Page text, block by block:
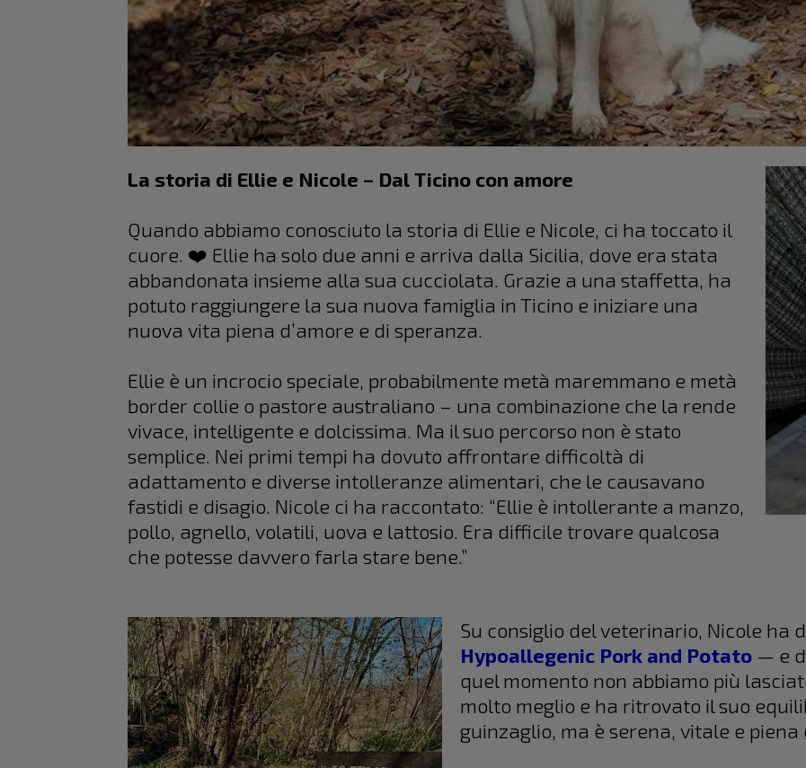
La storia di Ellie e Nicole – Dal Ticino con amore
Quando abbiamo conosciuto la storia di Ellie e Nicole, ci ha toccato il
cuore. ❤️ Ellie ha solo due anni e arriva dalla Sicilia, dove era stata
abbandonata insieme alla sua cucciolata. Grazie a una staffetta, ha
potuto raggiungere la sua nuova famiglia in Ticino e iniziare una
nuova vita piena d’amore e di speranza.
Ellie è un incrocio speciale, probabilmente metà maremmano e metà
border collie o pastore australiano – una combinazione che la rende
vivace, intelligente e dolcissima. Ma il suo percorso non è stato
semplice. Nei primi tempi ha dovuto affrontare difficoltà di
adattamento e diverse intolleranze alimentari, che le causavano
fastidi e disagio. Nicole ci ha raccontato: “Ellie è intollerante a manzo,
pollo, agnello, volatili, uova e lattosio. Era difficile trovare qualcosa
che potesse davvero farla stare bene.”
Su consiglio del veterinario, Nicole ha
Hypoallegenic Pork and Potato— e
quel momento non abbiamo più
molto meglio e ha ritrovato il suo
guinzaglio, ma è serena, vitale e piena